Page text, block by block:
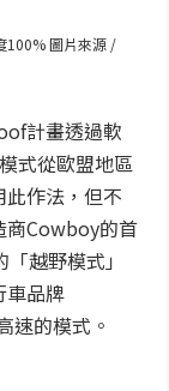
100%圖片來源 /
計畫透過軟
式從歐盟地區
作法，但不
商Cowboy的首
越野模式」
車品牌
速的模式。